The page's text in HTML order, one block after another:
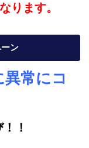
ります。
ン
常にコ
！